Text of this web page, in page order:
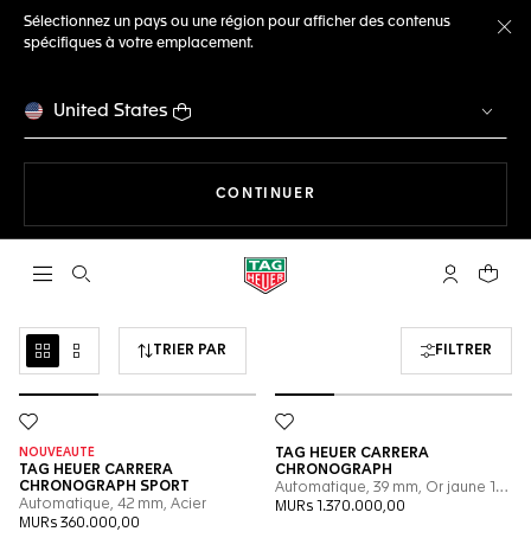
Sélectionnez un pays ou une région pour afficher des contenus
spécifiques à votre emplacement.
United States
CONTINUER
Ouvrir la barre de recherche Compte My
Votre